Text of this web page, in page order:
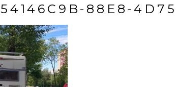
54146C9B-88E8-